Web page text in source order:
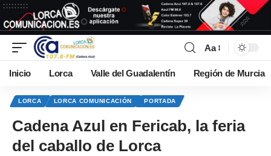
Aa
Inicio Lorca Valle del Guadalentín Región de Murcia
LORCA LORCA COMUNICACIÓN PORTADA
Cadena Azul en Fericab, la feria
del caballo de Lorca